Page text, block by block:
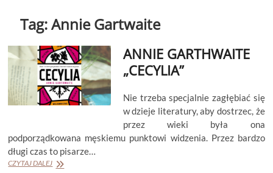
Tag:Annie Gartwaite
ANNIE GARTHWAITE
„CECYLIA”
Nie trzeba specjalnie zagłębiać się
w dzieje literatury, aby dostrzec, że
przez wieki była ona
podporządkowana męskiemu punktowi widzenia. Przez bardzo
długi czas to pisarze…
CZYTAJ DALEJANNIE